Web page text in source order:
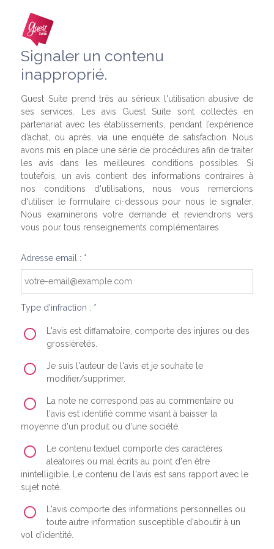
Signaler un contenu
inapproprié.
Guest Suite prend très au sérieux l'utilisation abusive de
ses services. Les avis Guest Suite sont collectés en
partenariat avec les établissements, pendant l’expérience
d’achat, ou après, via une enquête de satisfaction. Nous
avons mis en place une série de procédures afin de traiter
les avis dans les meilleures conditions possibles. Si
toutefois, un avis contient des informations contraires à
nos conditions d'utilisations, nous vous remercions
d'utiliser le formulaire ci-dessous pour nous le signaler.
Nous examinerons votre demande et reviendrons vers
vous pour tous renseignements complémentaires.
Adresse email : *
Type d'infraction : *
L'avis est diffamatoire, comporte des injures ou des
grossièretés.
Je suis l'auteur de l'avis et je souhaite le
modifier/supprimer.
La note ne correspond pas au commentaire ou
l'avis est identifié comme visant à baisser la
moyenne d'un produit ou d'une société.
Le contenu textuel comporte des caractères
aléatoires ou mal écrits au point d'en être
inintelligible. Le contenu de l'avis est sans rapport avec le
sujet noté.
L'avis comporte des informations personnelles ou
toute autre information susceptible d'aboutir à un
vol d'identité.